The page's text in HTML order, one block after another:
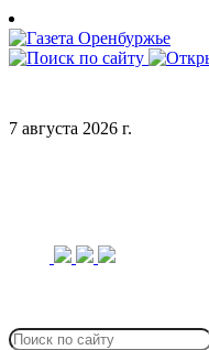
Skip
to
content
7 августа 2026 г.
for: